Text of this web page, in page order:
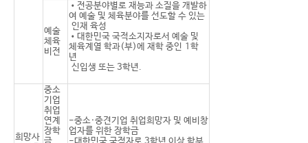
예술
체육
비전
•전공분야별로 재능과 소질을 개발하
여 예술 및 체육분야를 선도할 수 있는
인재 육성
•대한민국 국적소지자로서 예술 및
체육계열 학과(부)에 재학 중인 1학
년
신입생 또는 3학년.
희망사
중소
기업
취업
연계
장학
-중소·중견기업 취업희망자 및 예비창
업자를 위한 장학금